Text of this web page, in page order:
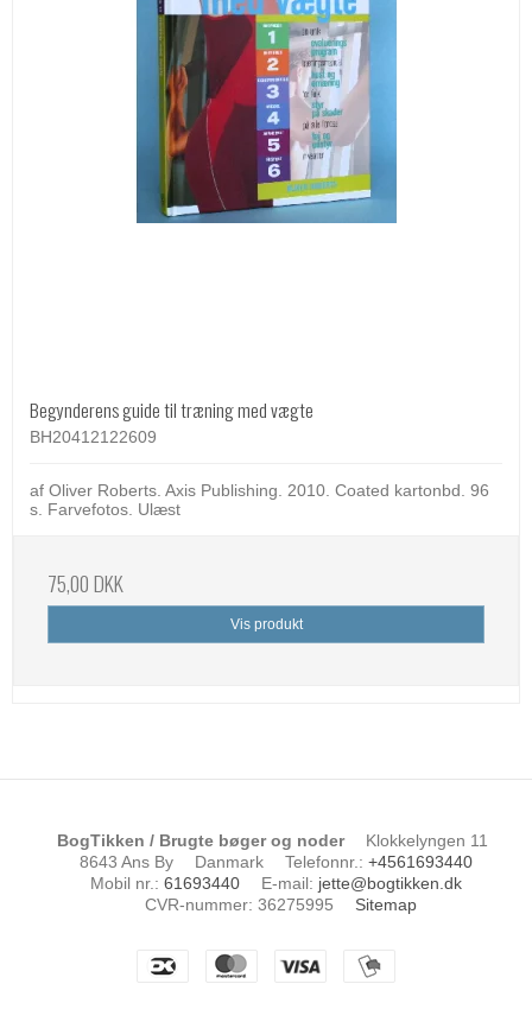
Begynderens guide til træning med vægte
BH20412122609
af Oliver Roberts. Axis Publishing. 2010. Coated kartonbd. 96
s. Farvefotos. Ulæst
75,00 DKK
Vis produkt
BogTikken / Brugte bøger og noder
Klokkelyngen 11
8643 Ans By
Danmark Telefonnr. : +4561693440
Mobil nr. : 61693440 E-mail: jette@bogtikken.dk
CVR-nummer: 36275995 Sitemap